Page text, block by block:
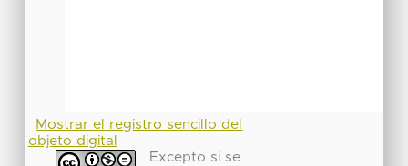
Mostrar el registro sencillo del
objeto digital
Excepto si se